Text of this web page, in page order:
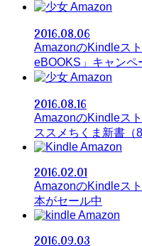
Amazon
2016.08.06
AmazonのKindleス
eBOOKS」キャンペ
Amazon
2016.08.16
AmazonのKindleス
ススメちくま新書（
Amazon
2016.02.01
AmazonのKindleス
本がセール中
Amazon
2016.09.03